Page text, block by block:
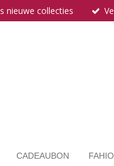
nieuwe collecties
CADEAUBON